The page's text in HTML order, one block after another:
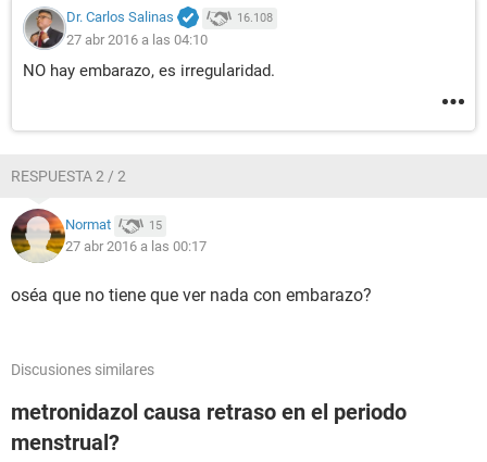
Dr. Carlos Salinas 16.108
27 abr 2016 a las 04:10
NO hay embarazo, es irregularidad.
RESPUESTA 2 / 2
Normat 15
27 abr 2016 a las 00:17
oséa que no tiene que ver nada con embarazo?
Discusiones similares
metronidazol causa retraso en el periodo
menstrual?